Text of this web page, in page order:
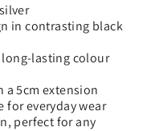
in contrasting black
lasting colour
a 5cm extension
everyday wear
perfect for any